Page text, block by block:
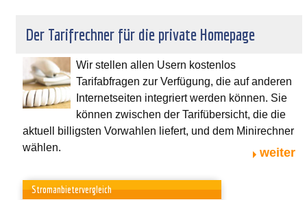
Der Tarifrechner für die private Homepage
Wir stellen allen Usern kostenlos
Tarifabfragen zur Verfügung, die auf anderen
Internetseiten integriert werden können. Sie
können zwischen der Tarifübersicht, die die
aktuell billigsten Vorwahlen liefert, und dem Minirechner
wählen.
weiter
Stromanbietervergleich